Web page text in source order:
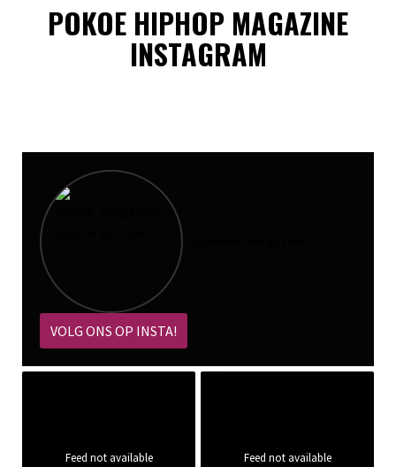
POKOE HIPHOP MAGAZINE
INSTAGRAM
VOLG ONS OP INSTA!
Feed not available Feed not available